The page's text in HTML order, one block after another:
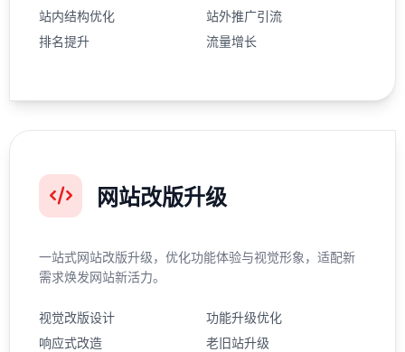
站内结构优化
站外推广引流
排名提升
流量增长
网站改版升级
一站式网站改版升级，优化功能体验与视觉形象，适配新
需求焕发网站新活力。
视觉改版设计
功能升级优化
响应式改造
老旧站升级